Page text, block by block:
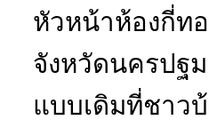
หัวหน้าห้องกี่ท
จังหวัดนครปฐ
แบบเดิมที่ชาว